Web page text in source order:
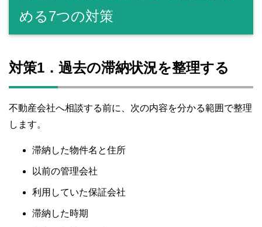
める7つの対策
対策1．過去の滞納状況を整理する
不動産会社へ相談する前に、次の内容を分かる範囲で整理
します。
滞納した物件名と住所
以前の管理会社
利用していた保証会社
滞納した時期